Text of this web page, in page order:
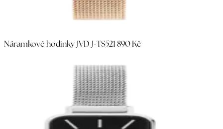
Náramkové hodinky JVD J-TS521 890 Kč